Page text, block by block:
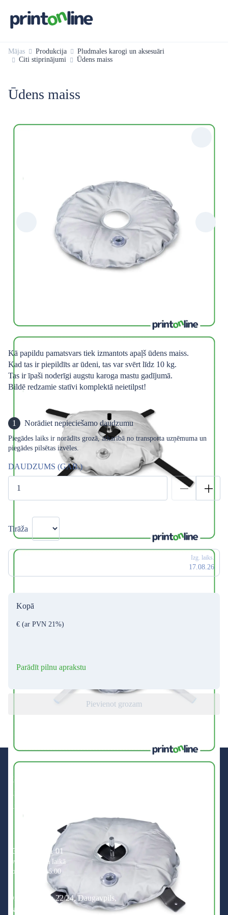
Mājas Produkcija
Pludmales karogi un aksesuāri
Citi stiprinājumi
Ūdens maiss
Ūdens maiss
Kā papildu pamatsvars tiek izmantots apaļš ūdens maiss.
Kad tas ir piepildīts ar ūdeni, tas var svērt līdz 10 kg.
Tas ir īpaši noderīgi augstu karoga mastu gadījumā.
Bildē redzamie statīvi komplektā neietilpst!
1 Norādiet nepieciešamo daudzumu
Piegādes laiks ir norādīts grozā, atkarībā no transporta uzņēmuma un
piegādes pilsētas izvēles.
DAUDZUMS (GAB.)
Tirāža
Izg. laiks.
17.08.26
Kopā
€ (ar PVN 21%)
Parādīt pilnu aprakstu
Pievienot grozam
Kontakti
Atgriešanas politika
+371 200 201 01
zvaniem darba laikā
no 8:00 līdz 16:00
Dzelzceļu iela 22/24, Daugavpils,
Latvija, LV-5401